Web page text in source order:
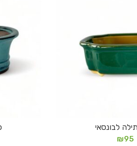
לסל
לבונסאי
₪95